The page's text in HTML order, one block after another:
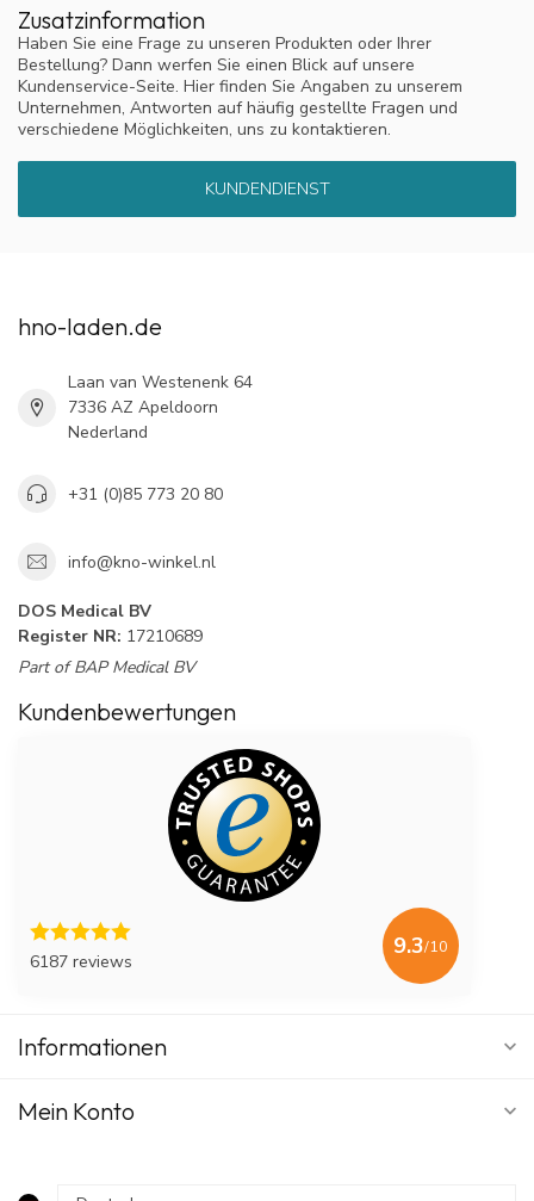
Zusatzinformation
Haben Sie eine Frage zu unseren Produkten oder Ihrer
Bestellung? Dann werfen Sie einen Blick auf unsere
Kundenservice-Seite. Hier finden Sie Angaben zu unserem
Unternehmen, Antworten auf häufig gestellte Fragen und
verschiedene Möglichkeiten, uns zu kontaktieren.
KUNDENDIENST
hno-laden.de
Laan van Westenenk 64
7336 AZ Apeldoorn
Nederland
+31 (0)85 773 20 80
info@kno-winkel.nl
DOS Medical BV
Register NR: 17210689
Part of BAP Medical BV
Kundenbewertungen
6187 reviews
9.3/10
Informationen
Mein Konto